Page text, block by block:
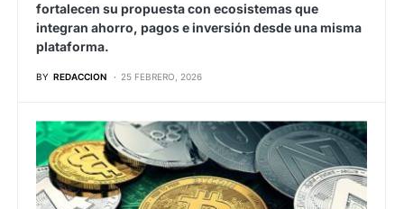
fortalecen su propuesta con ecosistemas que
integran ahorro, pagos e inversión desde una misma
plataforma.
BY REDACCION 25 FEBRERO, 2026